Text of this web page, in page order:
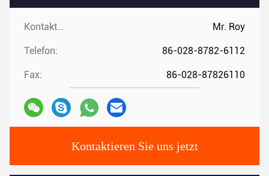
Kontaktpersonen: Mr. Roy
Telefon: 86-028-8782-6112
Fax: 86-028-87826110
Kontaktieren Sie uns jetzt